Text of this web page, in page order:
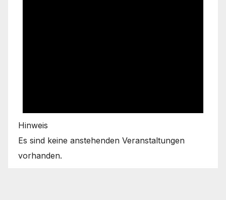
Hinweis
Es sind keine anstehenden Veranstaltungen
vorhanden.